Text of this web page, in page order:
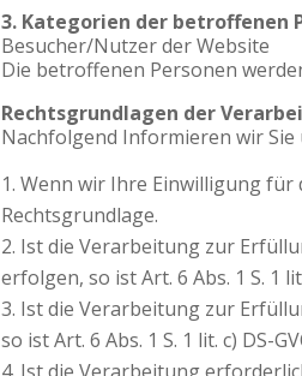
3. Kategorien der betroffenen
Besucher/Nutzer der Website
Die betroffenen Personen
Rechtsgrundlagen der
Nachfolgend Informieren wir
Wenn wir Ihre Einwilligung für
Rechtsgrundlage.
Ist die Verarbeitung zur
erfolgen, so ist Art. 6 Abs. 1 S. 1
Ist die Verarbeitung zur
so ist Art. 6 Abs. 1 S. 1 lit. c) DS-